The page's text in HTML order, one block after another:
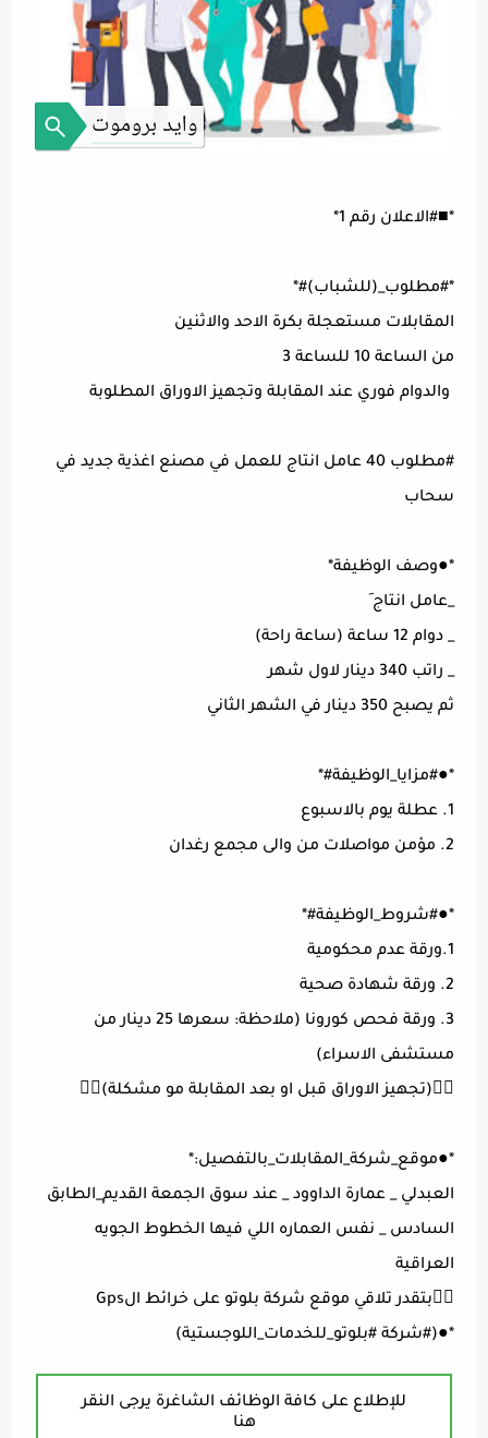
*■#الاعلان رقم 1*
*#مطلوب_(للشباب)#*
المقابلات مستعجلة بكرة الاحد والاثنين
من الساعة 10 للساعة 3
والدوام فوري عند المقابلة وتجهيز الاوراق المطلوبة
#مطلوب 40 عامل انتاج للعمل في مصنع اغذية جديد في
سحاب
*●وصف الوظيفة*
_عامل انتاج َ
_ دوام 12 ساعة (ساعة راحة)
_ راتب 340 دينار لاول شهر
ثم يصبح 350 دينار في الشهر الثاني
*●#مزايا_الوظيفة#*
1. عطلة يوم بالاسبوع
2. مؤمن مواصلات من والى مجمع رغدان
*●#شروط_الوظيفة#*
1.ورقة عدم محكومية
2. ورقة شهادة صحية
3. ورقة فحص كورونا (ملاحظة: سعرها 25 دينار من
مستشفى الاسراء)
👈🏼(تجهيز الاوراق قبل او بعد المقابلة مو مشكلة)👉🏽
*●موقع_شركة_المقابلات_بالتفصيل:*
العبدلي _ عمارة الداوود _ عند سوق الجمعة القديم_الطابق
السادس _ نفس العماره اللي فيها الخطوط الجويه
العراقية
👈🏼بتقدر تلاقي موقع شركة بلوتو على خرائط الGps
*●(#شركة #بلوتو_للخدمات_اللوجستية)
للإطلاع على كافة الوظائف الشاغرة يرجى النقر
هنا